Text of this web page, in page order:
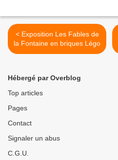
< Exposition Les Fables de
la Fontaine en briques Légo
Hébergé par Overblog
Top articles
Pages
Contact
Signaler un abus
C.G.U.